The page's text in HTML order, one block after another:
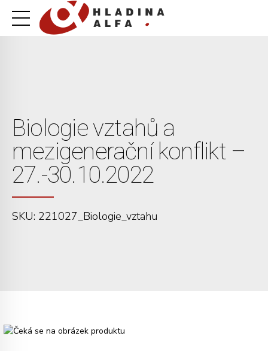
Biologie vztahů a
mezigenerační konflikt –
27.-30.10.2022
SKU: 221027_Biologie_vztahu